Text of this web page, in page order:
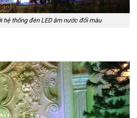
hệ thống đèn LED âm nước đổi màu